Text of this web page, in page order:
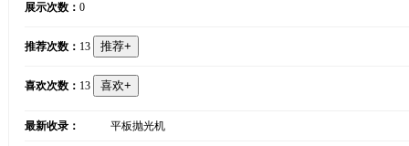
展示次数： 0
推荐次数： 13
喜欢次数： 13
最新收录： 平板抛光机